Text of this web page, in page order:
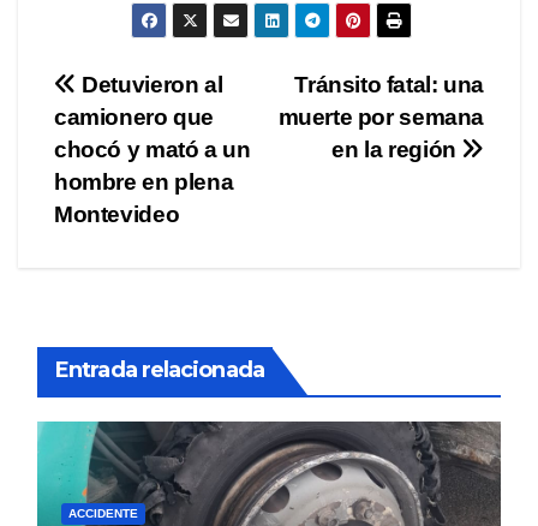
Navegación
de
entradas
Tránsito fatal: una
muerte por semana
en la región
Detuvieron al
camionero que
chocó y mató a un
hombre en plena
Montevideo
Entrada relacionada
ACCIDENTE